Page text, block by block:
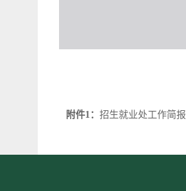
附件1： 招生就业处工作简